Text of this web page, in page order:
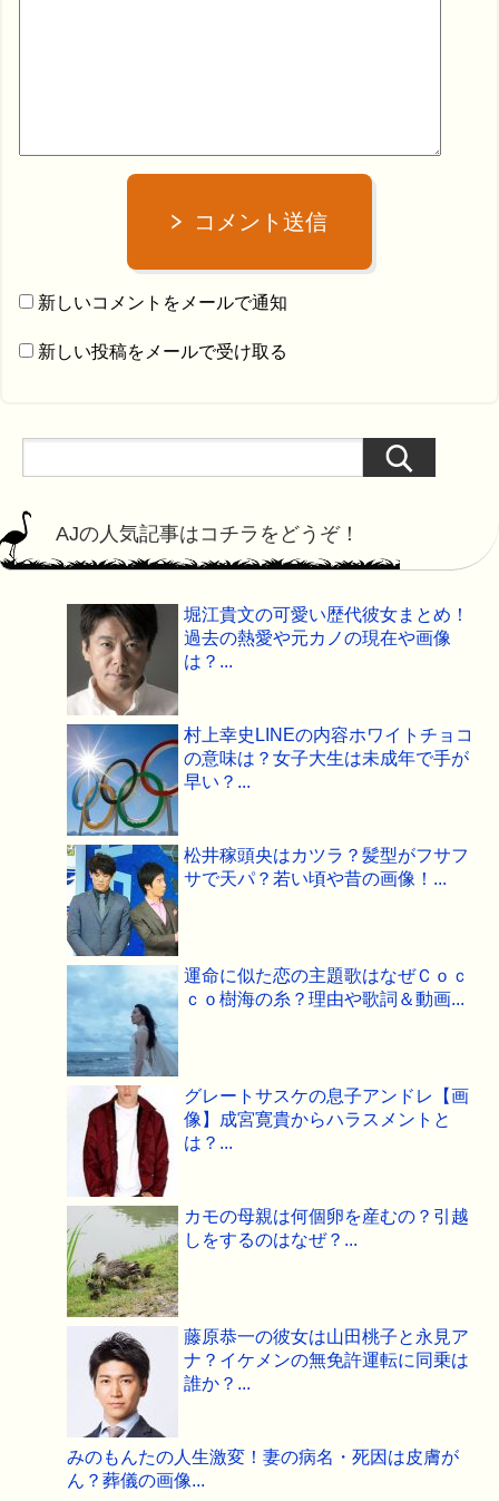
コメント送信
新しいコメントをメールで通知
新しい投稿をメールで受け取る
AJの人気記事はコチラをどうぞ！
堀江貴文の可愛い歴代彼女まとめ！
過去の熱愛や元カノの現在や画像
は？...
村上幸史LINEの内容ホワイトチョコ
の意味は？女子大生は未成年で手が
早い？...
松井稼頭央はカツラ？髪型がフサフ
サで天パ？若い頃や昔の画像！...
運命に似た恋の主題歌はなぜＣｏｃ
ｃｏ樹海の糸？理由や歌詞＆動画...
グレートサスケの息子アンドレ【画
像】成宮寛貴からハラスメントと
は？...
カモの母親は何個卵を産むの？引越
しをするのはなぜ？...
藤原恭一の彼女は山田桃子と永見ア
ナ？イケメンの無免許運転に同乗は
誰か？...
みのもんたの人生激変！妻の病名・死因は皮膚が
ん？葬儀の画像...